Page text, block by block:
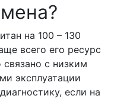
на 100 – 130
всего его ресурс
с низким
эксплуатации
если на